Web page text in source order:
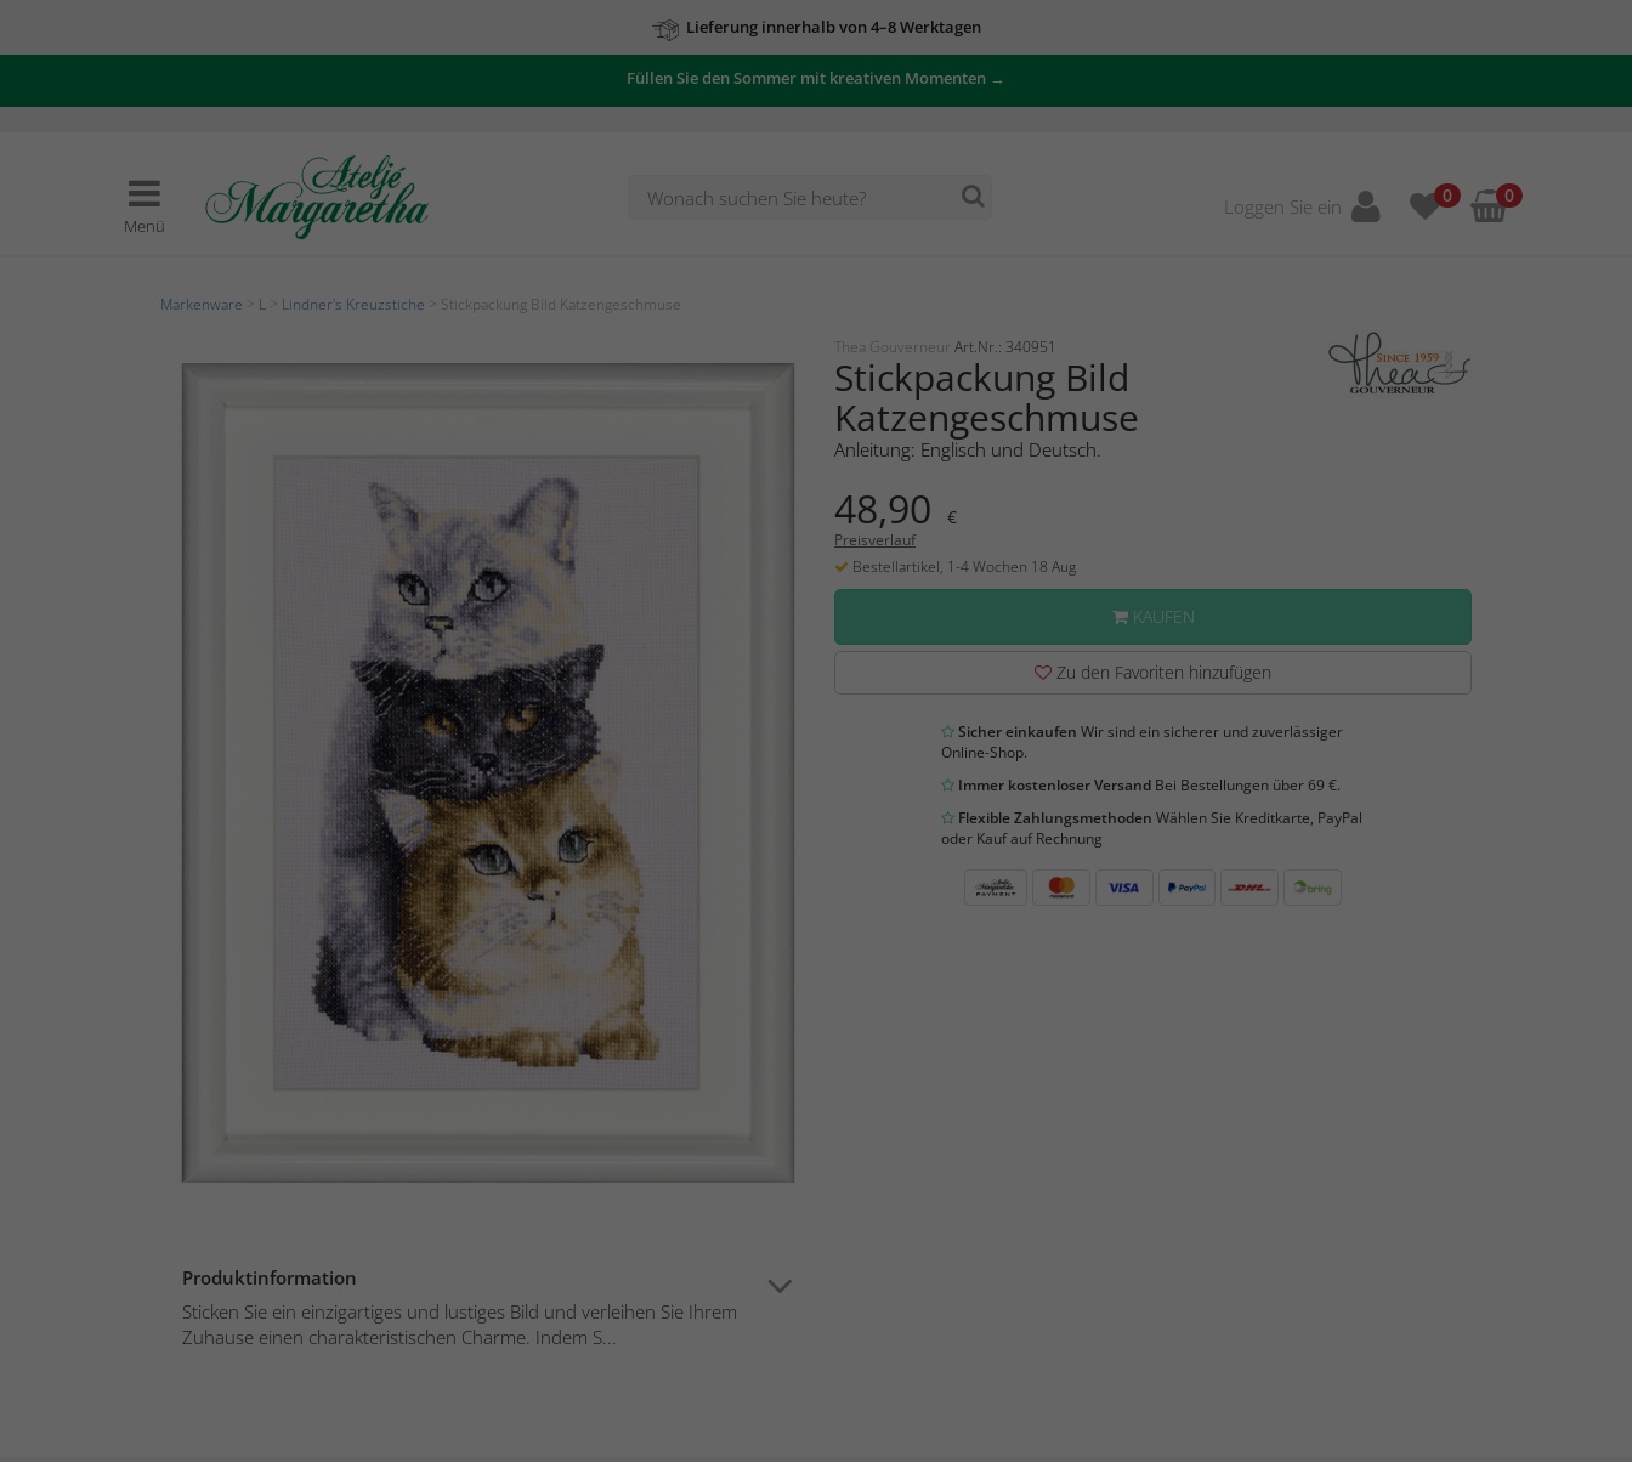
Lieferung innerhalb von 4–8 Werktagen
Füllen Sie den Sommer mit kreativen Momenten →
Menü
Loggen Sie ein 0 0
Markenware L Lindner's Kreuzstiche > Stickpackung Bild Katzengeschmuse
Produktinformation
Sticken Sie ein einzigartiges und lustiges Bild und verleihen Sie Ihrem
Zuhause einen charakteristischen Charme. Indem S...
Thea Gouverneur Art.Nr.: 340951
Stickpackung Bild
Katzengeschmuse
Anleitung: Englisch und Deutsch.
48,90 €
Preisverlauf
Bestellartikel, 1-4 Wochen 18 Aug
KAUFEN
Zu den Favoriten hinzufügen
Sicher einkaufen Wir sind ein sicherer und zuverlässiger
Online-Shop.
Immer kostenloser VersandBei Bestellungen über 69 €.
Flexible Zahlungsmethoden Wählen Sie Kreditkarte, PayPal
oder Kauf auf Rechnung